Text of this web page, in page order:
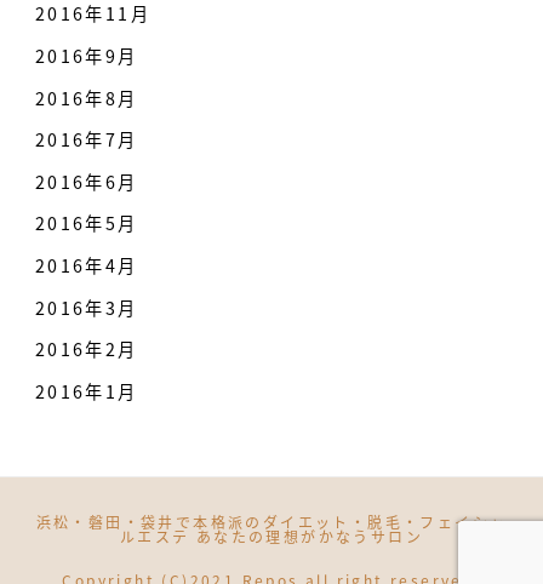
2016年11月
2016年9月
2016年8月
2016年7月
2016年6月
2016年5月
2016年4月
2016年3月
2016年2月
2016年1月
浜松・磐田・袋井で本格派のダイエット・脱毛・フェイシャ
ルエステ あなたの理想がかなうサロン
Copyright (C)2021 Repos all right reserved.